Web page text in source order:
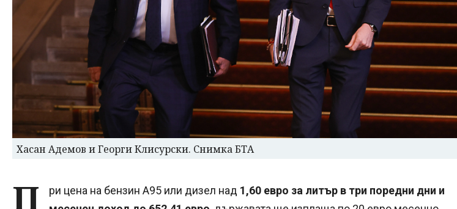
Хасан Адемов и Георги Клисурски. Снимка БТА
П ри цена на бензин А95 или дизел над 1,60 евро за литър в три поредни дни и